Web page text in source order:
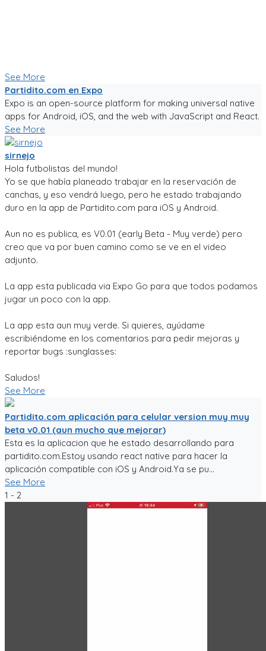
See More
Partidito.com en Expo
Expo is an open-source platform for making universal native
apps for Android, iOS, and the web with JavaScript and React.
See More
sirnejo
Hola futbolistas del mundo!
Yo se que había planeado trabajar en la reservación de
canchas, y eso vendrá luego, pero he estado trabajando
duro en la app de Partidito.com para iOS y Android.
Aun no es publica, es V0.01 (early Beta - Muy verde) pero
creo que va por buen camino como se ve en el video
adjunto.
La app esta publicada via Expo Go para que todos podamos
jugar un poco con la app.
La app esta aun muy verde. Si quieres, ayúdame
escribiéndome en los comentarios para pedir mejoras y
reportar bugs :sunglasses:
Saludos!
See More
Partidito.com aplicación para celular version muy muy
beta v0.01 (aun mucho que mejorar)
Esta es la aplicacion que he estado desarrollando para
partidito.com.Estoy usando react native para hacer la
aplicación compatible con iOS y Android.Ya se pu...
See More
1 - 2